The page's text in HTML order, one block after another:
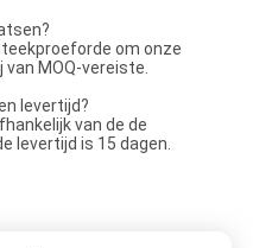
om onze
MOQ-vereiste.
levertijd?
van de de
levertijd is 15 dagen.